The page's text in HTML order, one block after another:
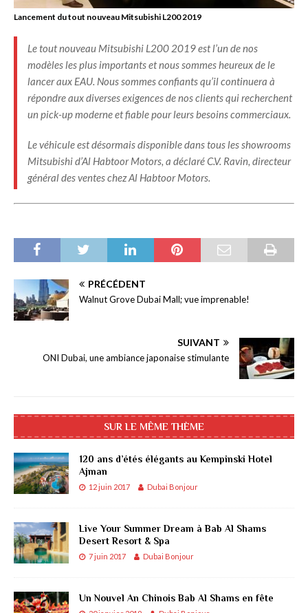
Lancement du tout nouveau Mitsubishi L200 2019
Le tout nouveau Mitsubishi L200 2019 est l’un de nos
modèles les plus importants et nous sommes heureux de le
lancer aux EAU. Nous sommes confiants qu’il continuera à
répondre aux diverses exigences de nos clients qui recherchent
un pick-up moderne et fiable pour leurs besoins commerciaux.
Le véhicule est désormais disponible dans tous les showrooms
Mitsubishi d’Al Habtoor Motors, a déclaré C.V. Ravin, directeur
général des ventes chez Al Habtoor Motors.
PRÉCÉDENT
Walnut Grove Dubai Mall; vue imprenable!
SUIVANT
ONI Dubai, une ambiance japonaise stimulante
SUR LE MÊME THÈME
120 ans d’étés élégants au Kempinski Hotel
Ajman
12 juin 2017 Dubai Bonjour
Live Your Summer Dream à Bab Al Shams
Desert Resort & Spa
7 juin 2017 Dubai Bonjour
Un Nouvel An Chinois Bab Al Shams en fête